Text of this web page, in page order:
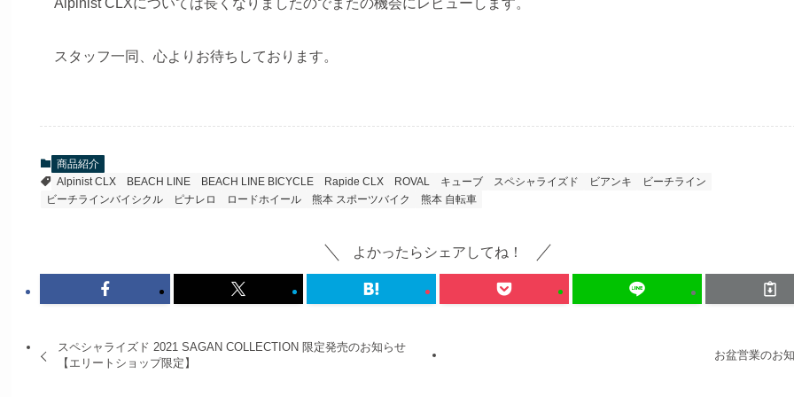
スタッフ一同、心よりお待ちしております。
商品紹介
Alpinist CLX
BEACH LINE BEACH LINE BICYCLE Rapide CLX ROVAL キューブ スペシャライズド ビアンキ
ビーチライン
ビーチラインバイシクル
ピナレロ ロードホイール 熊本 スポーツバイク 熊本 自転車
よかったらシェアしてね！
スペシャライズド 2021 SAGAN COLLECTION 限定発売のお知らせ
【エリートショップ限定】
お盆営業のお